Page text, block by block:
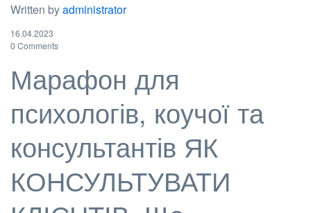
Written byadministrator
16.04.2023
0 Comments
Марафон для
психологів, коучої та
консультантів ЯК
КОНСУЛЬТУВАТИ